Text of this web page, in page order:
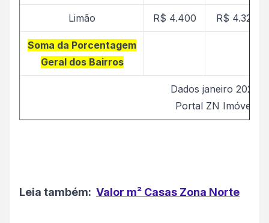
Limão R$ 4.400 R$ 4.321
Soma da Porcentagem
Geral dos Bairros
Dados janeiro 2026
Portal ZN Imóvel
Leia também: Valor m² Casas Zona Norte